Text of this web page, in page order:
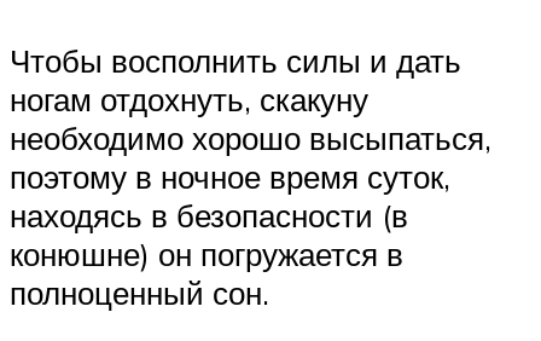
Чтобы восполнить силы и дать
ногам отдохнуть, скакуну
необходимо хорошо высыпаться,
поэтому в ночное время суток,
находясь в безопасности (в
конюшне) он погружается в
полноценный сон.